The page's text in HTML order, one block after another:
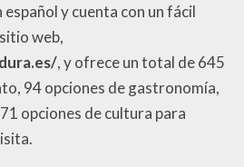
y cuenta con un fácil
web,
, y ofrece un total de 645
94 opciones de gastronomía,
opciones de cultura para